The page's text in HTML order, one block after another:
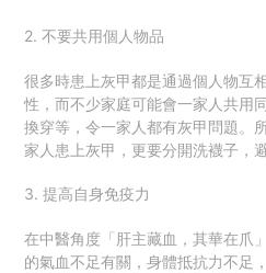
2. 不要共用個人物品
很多時患上灰甲都是通過個人物互
性，而不少家庭可能會一家人共用
換穿等，令一家人都有灰甲問題。
家人患上灰甲，更要分開洗襪子，
3. 提高自身免疫力
在中醫角度「肝主藏血，其華在爪
的氣血不足有關，身體抵抗力不足